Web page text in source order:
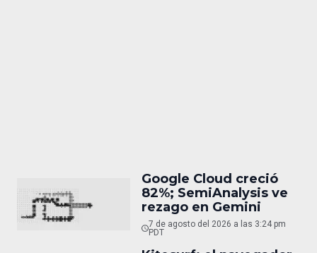
Google Cloud creció
82%; SemiAnalysis ve
rezago en Gemini
7 de agosto del 2026 a las 3:24 pm
PDT